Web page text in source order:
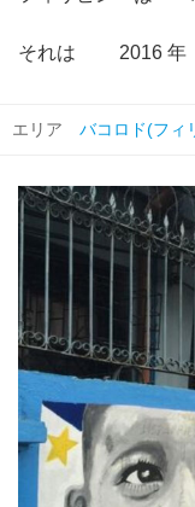
それは 2016 年
エリア バコロド(フィ